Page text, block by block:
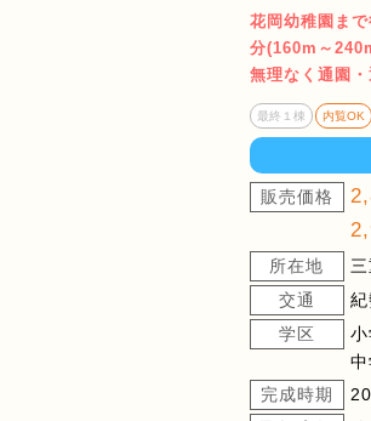
花岡幼稚園ま
分(160m～
無理なく通園・
最終１棟 内覧OK
販売価格
所在地
交通
学区
完成時期